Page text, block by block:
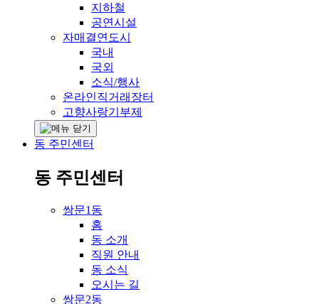
지하철
공연시설
자매결연도시
국내
국외
소식/행사
온라인직거래장터
고향사랑기부제
동 주민센터
동 주민센터
쌍문1동
홈
동 소개
직원 안내
동 소식
오시는 길
쌍문2동